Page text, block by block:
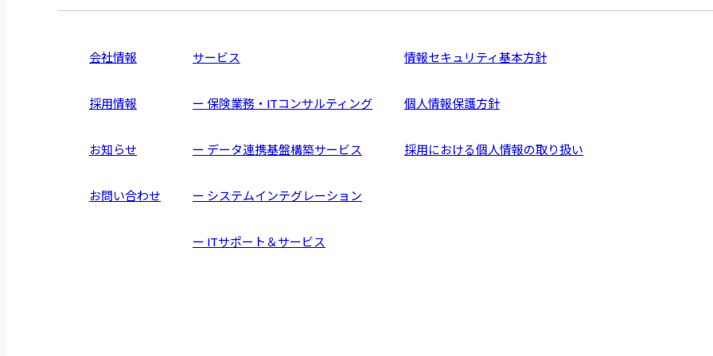
会社情報
採用情報
お知らせ
お問い合わせ
サービス
ー 保険業務・ITコンサルティング
ー データ連携基盤構築サービス
ー システムインテグレーション
ー ITサポート＆サービス
情報セキュリティ基本方針
個人情報保護方針
採用における個人情報の取り扱い